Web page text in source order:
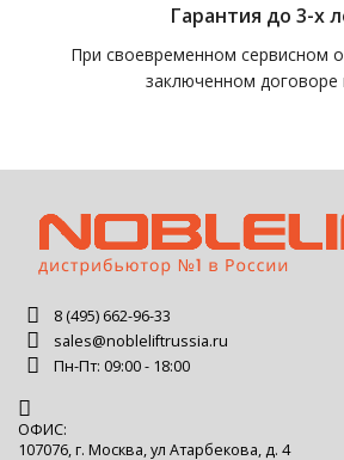
Гарантия до 3-х
При своевременном сервисном
заключенном
8 (495) 662-96-33
sales@nobleliftrussia.ru
Пн-Пт: 09:00 - 18:00
ОФИС:
107076, г. Москва, ул Атарбекова, д. 4